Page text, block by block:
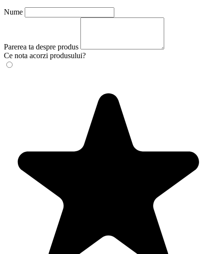
Nume
Parerea ta despre produs
Ce nota acorzi produsului?